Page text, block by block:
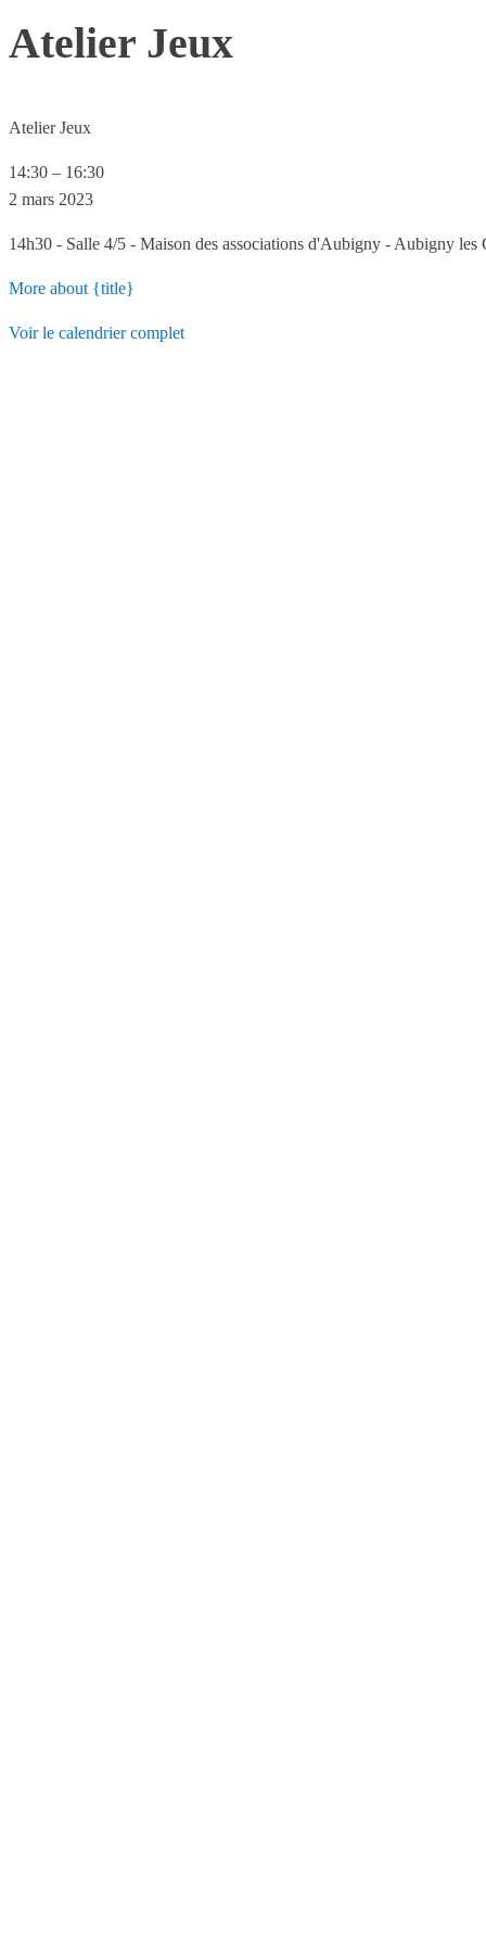
Atelier Jeux
Atelier Jeux
14:30 – 16:30
2 mars 2023
14h30 - Salle 4/5 - Maison des associations d'Aubigny - Aubigny les
More about {title}
Voir le calendrier complet